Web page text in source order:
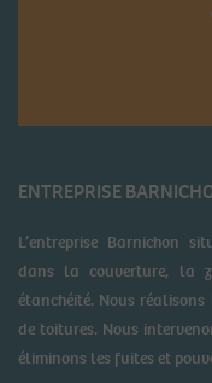
ENTREPRISE
L’entreprise Barnichon
dans la couverture, la
étanchéité. Nous
de toitures. Nous
éliminons les fuites et